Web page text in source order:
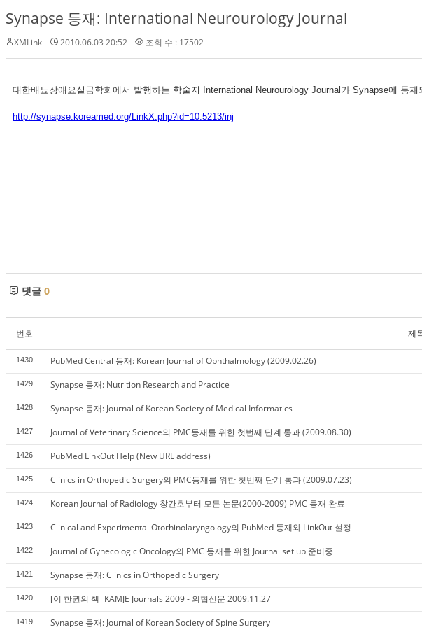
Synapse 등재: International Neurourology Journal
XMLink 2010.06.03 20:52 조회 수 : 17502
대한배뇨장애요실금학회에서 발행하는 학술지 International Neurourology Journal가 Synapse에 등
http://synapse.koreamed.org/LinkX.php?id=10.5213/inj
댓글 0
번호 제
1430 PubMed Central 등재: Korean Journal of Ophthalmology (2009.02.26)
1429 Synapse 등재: Nutrition Research and Practice
1428 Synapse 등재: Journal of Korean Society of Medical Informatics
1427 Journal of Veterinary Science의 PMC등재를 위한 첫번째 단계 통과 (2009.08.30)
1426 PubMed LinkOut Help (New URL address)
1425 Clinics in Orthopedic Surgery의 PMC등재를 위한 첫번째 단계 통과 (2009.07.23)
1424 Korean Journal of Radiology 창간호부터 모든 논문(2000-2009) PMC 등재 완료
1423 Clinical and Experimental Otorhinolaryngology의 PubMed 등재와 LinkOut 설정
1422 Journal of Gynecologic Oncology의 PMC 등재를 위한 Journal set up 준비중
1421 Synapse 등재: Clinics in Orthopedic Surgery
1420 [이 한권의 책] KAMJE Journals 2009 - 의협신문 2009.11.27
1419 Synapse 등재: Journal of Korean Society of Spine Surgery